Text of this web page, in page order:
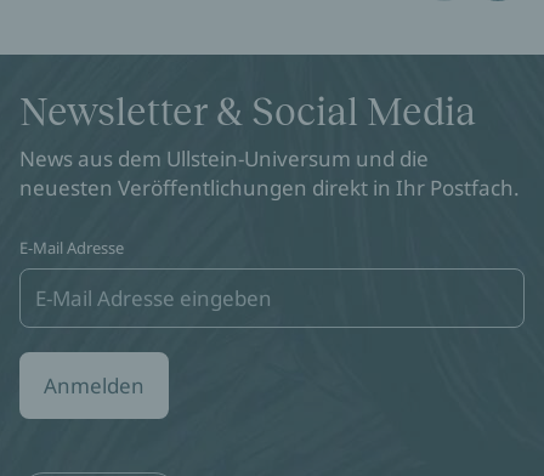
Newsletter & Social Media
News aus dem Ullstein-Universum und die
neuesten Veröffentlichungen direkt in Ihr Postfach.
E-Mail Adresse
Anmelden